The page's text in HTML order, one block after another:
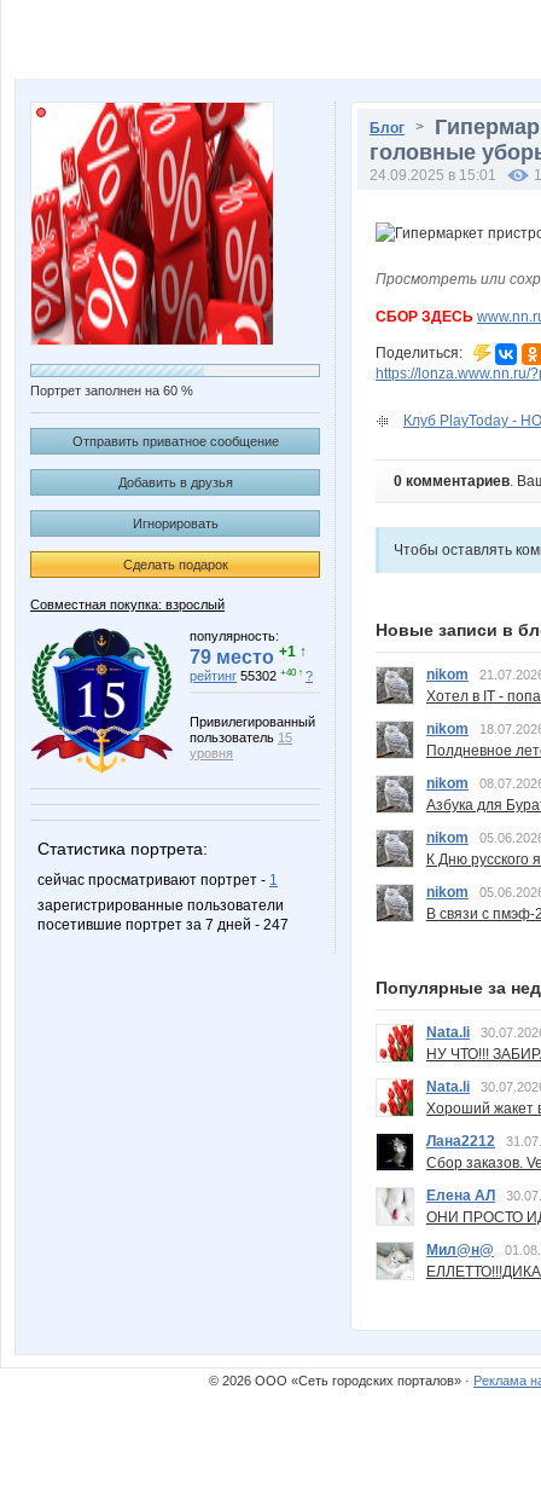
Портрет заполнен на 60 %
Отправить приватное сообщение
Добавить в друзья
Игнорировать
Сделать подарок
Совместная покупка: взрослый
популярность:
79 место +1 ↑
рейтинг 55302 +40 ↑ ?
Привилегированный
пользователь 15
уровня
Статистика портрета:
сейчас просматривают портрет - 1
зарегистрированные пользователи
посетившие портрет за 7 дней - 247
Блог >
головные
24.09.2025 в 15:01
Просмотреть или
СБОР ЗДЕСЬ
Поделиться:
https://lonza.www.nn.ru/
Клуб PlayToday -
0 комментариев.
Чтобы оставлять
Новые записи в
nikom
Хотел в IT -
nikom
Полдневное
nikom
Азбука для
nikom
К Дню русского
nikom
В связи с пмэф-
Популярные за
Nata.li
НУ ЧТО!!!
Nata.li
Хороший жакет
Лана2212
Сбор заказов.
Елена АЛ
ОНИ ПРОСТО
Мил@н@
© 2026 ООО «Сеть городских порталов» · Реклама